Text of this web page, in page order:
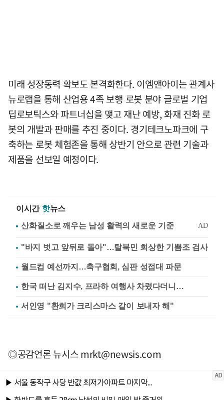
미래 성장동력 확보도 본격화한다. 이엠앤아이는 관계사
뉴로랩을 통해 산업용 4족 보행 로봇 분야 글로벌 기업
딥로보틱스와 파트너십을 맺고 재난 예방, 화재 진화 로
봇의 개발과 판매를 추진 중이다. 경기테크노파크에 구
축하는 로봇 체험존을 통해 상반기 안으로 관련 기술과
제품을 선보일 예정이다.
이시간 핫뉴스
"바지 벗고 앞뒤로 돌아"…탈북민 회상한 기쁨조 검사
월드컵 예선까지…축구협회, 심판 성접대 파문
한국 떠난 김지수, 프라하 여행사 차렸다더니…
서인영 "환희가 크리스마스 같이 보내자 해"
◎공감언론 뉴시스mrkt@newsis.com